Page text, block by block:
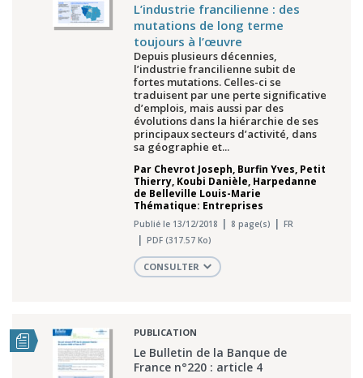
L’industrie francilienne : des
mutations de long terme
toujours à l’œuvre
Depuis plusieurs décennies,
l’industrie francilienne subit de
fortes mutations. Celles-ci se
traduisent par une perte significative
d’emplois, mais aussi par des
évolutions dans la hiérarchie de ses
principaux secteurs d’activité, dans
sa géographie et...
Par Chevrot Joseph, Burfin Yves, Petit
Thierry, Koubi Danièle, Harpedanne
de Belleville Louis-Marie
Thématique: Entreprises
Publié le 13/12/2018 8 page(s)
FR
PDF (317.57 Ko)
CONSULTER
PUBLICATION
Le Bulletin de la Banque de
France n°220 : article 4